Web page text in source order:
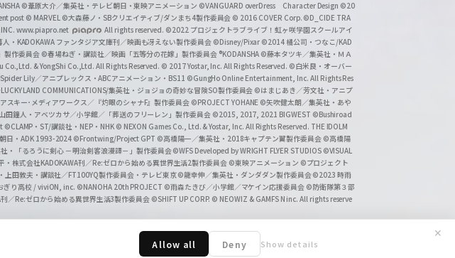
Allow all Deny Show details
✕
©葦原大介／集英社・テレビ朝日・東映アニメーション ©VANGUARD overDress Character Design ©20
post © MARVEL ©大森藤ノ・SBクリエイティブ/ダンまち4製作委員会 © 2016 COVER Corp. ©D_CIDE TRA
www.piapro.net All rights reserved. ©2022 プロジェクトラブライブ！虹ヶ咲学園スクールアイ
・KADOKAWA ファンタジア文庫刊／映画も冴えない製作委員会 ©Disney/Pixar ©2014 橘公司・つなこ/KAD
製作委員会 ©春場ねぎ・講談社／映画「五等分の花嫁」製作委員会 ®KODANSHA ©藤本タツキ／集英社・ＭＡ
Co.,Ltd. & YongShi Co.,Ltd. All Rights Reserved. © 2017 Yostar, Inc. All Rights Reserved. ©白米良・オーバー
Lily／アニプレックス・ABCアニメーション・BS11 ©GungHo Online Entertainment, Inc. All Rights Res
LAND COMMUNICATIONS/集英社・ジョジョの奇妙な冒険SO製作委員会 ©はまじあき／芳文社・アニプ
スキー･メディアワークス／『灼眼のシャナF』製作委員会 ©PROJECT YOHANE ©矢吹健太朗／集英社・あや
田鐘人・アベツカサ／小学館／「葬送のフリーレン」製作委員会 ©2015, 2017, 2021 BIGWEST ©Bushiroad
・ST/講談社・NEP・NHK © NEXON Games Co., Ltd. & Yostar, Inc. All Rights Reserved. THE IDOLM
日・ADK 1993-2024 ©Frontwing/Project GPT ©高橋陽一／集英社・2018キャプテン翼製作委員会 ©高橋陽
・「るろうに剣心 －明治剣客浪漫譚－」製作委員会©WFS Developed by WRIGHT FLYER STUDIOS ©VISUAL
・株式会社KADOKAWA刊／Re:ゼロから始める異世界生活2製作委員会 ©東映アニメーション ©プロジェクト
上田敦夫・講談社／FT100YQ製作委員会・テレビ東京©龍幸伸／集英社・ダンダダン製作委員会©2023 時雨
ぎり高校 / viviON, inc. ©NANOHA 20th PROJECT ©雨森たきび／小学館／マケイン応援委員会 ©防衛隊第３部
／Re:ゼロから始める異世界生活3製作委員会 ©SHIFT UP CORP. © NEOWIZ & GAMFS N inc. All rights reserve